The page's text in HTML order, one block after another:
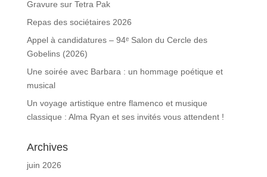
Gravure sur Tetra Pak
Repas des sociétaires 2026
Appel à candidatures – 94ᵉ Salon du Cercle des
Gobelins (2026)
Une soirée avec Barbara : un hommage poétique et
musical
Un voyage artistique entre flamenco et musique
classique : Alma Ryan et ses invités vous attendent !
Archives
juin 2026